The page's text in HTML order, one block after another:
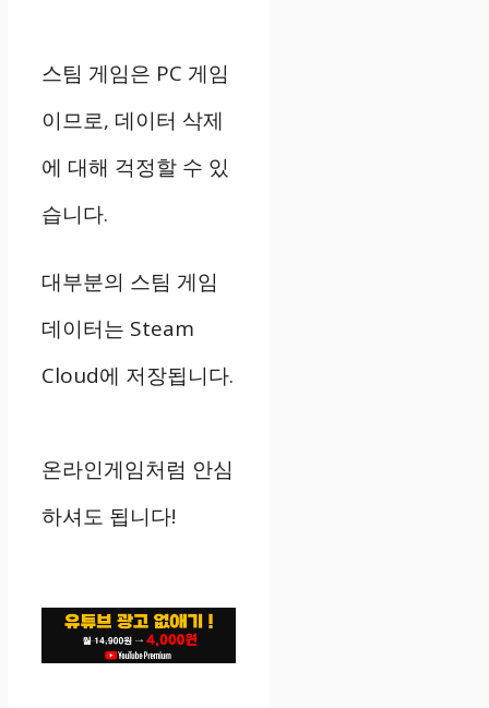
스팀 게임은 PC 게임
이므로, 데이터 삭제
에 대해 걱정할 수 있
습니다.
대부분의 스팀 게임
데이터는 Steam
Cloud에 저장됩니다.
온라인게임처럼 안심
하셔도 됩니다!